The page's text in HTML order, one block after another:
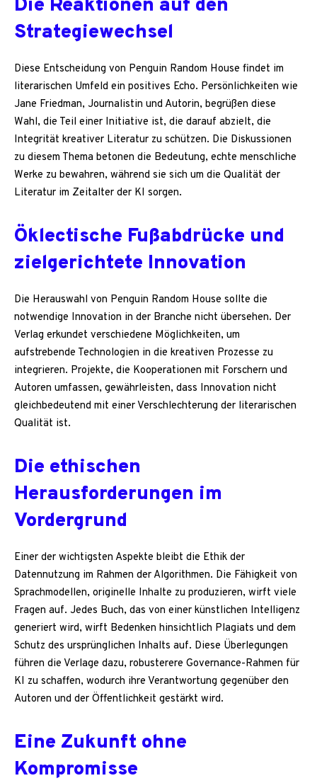
Die Reaktionen auf den
Strategiewechsel
Diese Entscheidung von Penguin Random House findet im
literarischen Umfeld ein positives Echo. Persönlichkeiten wie
Jane Friedman, Journalistin und Autorin, begrüßen diese
Wahl, die Teil einer Initiative ist, die darauf abzielt, die
Integrität kreativer Literatur zu schützen. Die Diskussionen
zu diesem Thema betonen die Bedeutung, echte menschliche
Werke zu bewahren, während sie sich um die Qualität der
Literatur im Zeitalter der KI sorgen.
Öklectische Fußabdrücke und
zielgerichtete Innovation
Die Herauswahl von Penguin Random House sollte die
notwendige Innovation in der Branche nicht übersehen. Der
Verlag erkundet verschiedene Möglichkeiten, um
aufstrebende Technologien in die kreativen Prozesse zu
integrieren. Projekte, die Kooperationen mit Forschern und
Autoren umfassen, gewährleisten, dass Innovation nicht
gleichbedeutend mit einer Verschlechterung der literarischen
Qualität ist.
Die ethischen
Herausforderungen im
Vordergrund
Einer der wichtigsten Aspekte bleibt die Ethik der
Datennutzung im Rahmen der Algorithmen. Die Fähigkeit von
Sprachmodellen, originelle Inhalte zu produzieren, wirft viele
Fragen auf. Jedes Buch, das von einer künstlichen Intelligenz
generiert wird, wirft Bedenken hinsichtlich Plagiats und dem
Schutz des ursprünglichen Inhalts auf. Diese Überlegungen
führen die Verlage dazu, robusterere Governance-Rahmen für
KI zu schaffen, wodurch ihre Verantwortung gegenüber den
Autoren und der Öffentlichkeit gestärkt wird.
Eine Zukunft ohne
Kompromisse